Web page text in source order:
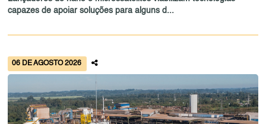
capazes de apoiar soluções para alguns d...
06 DE AGOSTO 2026